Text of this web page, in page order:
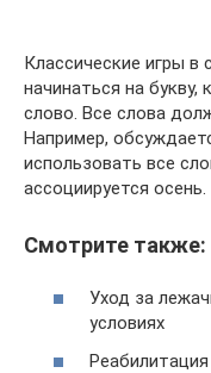
Классические игры в
начинаться на букву,
слово. Все слова
Например,
использовать все
ассоциируется осень.
Смотрите также:
Уход за
условиях